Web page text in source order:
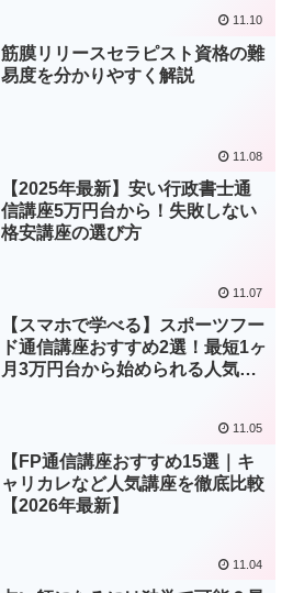
11.10
筋膜リリースセラピスト資格の難
易度を分かりやすく解説
11.08
【2025年最新】安い行政書士通
信講座5万円台から！失敗しない
格安講座の選び方
11.07
【スマホで学べる】スポーツフー
ド通信講座おすすめ2選！最短1ヶ
月3万円台から始められる人気資
11.05
【FP通信講座おすすめ15選｜キ
ャリカレなど人気講座を徹底比較
【2026年最新】
11.04